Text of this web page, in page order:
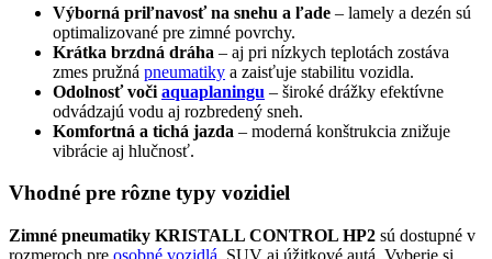
Výborná priľnavosť na snehu a ľade – lamely a dezén sú
optimalizované pre zimné povrchy.
Krátka brzdná dráha – aj pri nízkych teplotách zostáva
zmes pružná pneumatiky a zaisťuje stabilitu vozidla.
Odolnosť voči aquaplaningu – široké drážky efektívne
odvádzajú vodu aj rozbredený sneh.
Komfortná a tichá jazda – moderná konštrukcia znižuje
vibrácie aj hlučnosť.
Vhodné pre rôzne typy vozidiel
Zimné pneumatiky KRISTALL CONTROL HP2 sú dostupné v